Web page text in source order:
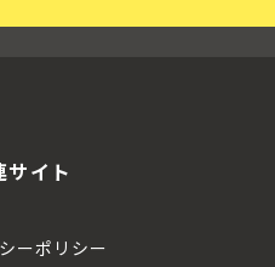
サイト
ーポリシー